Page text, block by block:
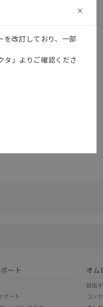
ート
ポート
オム
目指
コン
改訂しており、一部
タ」よりご確認くださ